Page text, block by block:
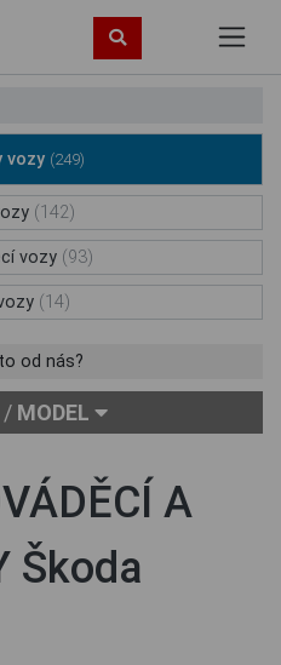
vozy (249)
(142)
vozy (93)
(14)
od nás?
/ MODEL
A
Škoda